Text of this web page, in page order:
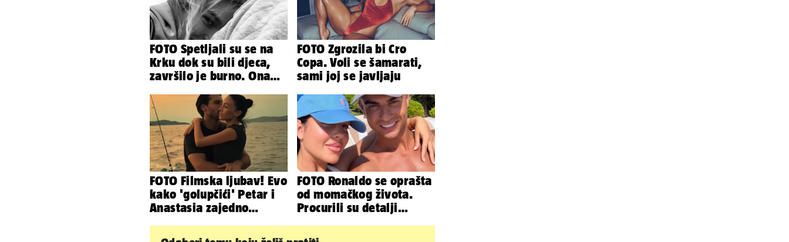
FOTO Spetljali su se na
Krku dok su bili djeca,
završilo je burno. Ona
FOTO Zgrozila bi Cro
Copa. Voli se šamarati,
sami joj se javljaju
FOTO Filmska ljubav! Evo
kako 'golupčići' Petar i
Anastasia zajedno
FOTO Ronaldo se oprašta
od momačkog života.
Procurili su detalji